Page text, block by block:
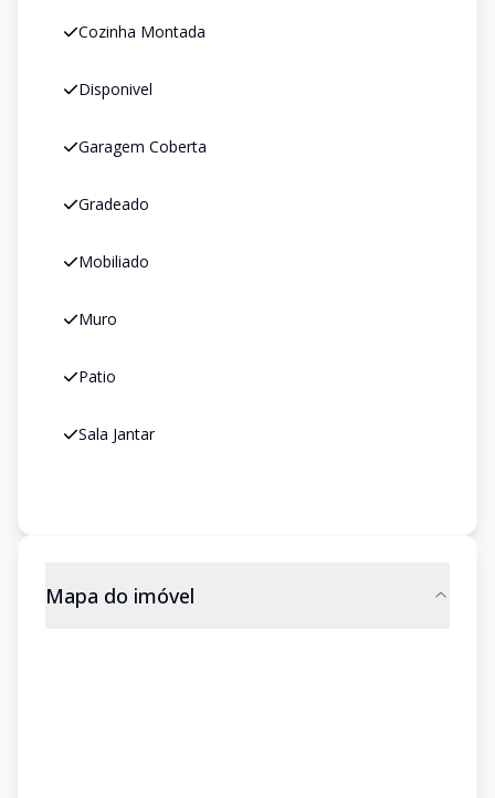
Cozinha Montada
Disponivel
Garagem Coberta
Gradeado
Mobiliado
Muro
Patio
Sala Jantar
Mapa do imóvel